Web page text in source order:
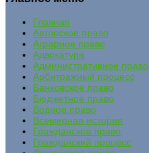
Главная
Авторское право
Аграрное право
Адвокатура
Административное право
Арбитражный процесс
Банковское право
Бюджетное право
Водное право
Всемирная история
Гражданское право
Гражданский процесс